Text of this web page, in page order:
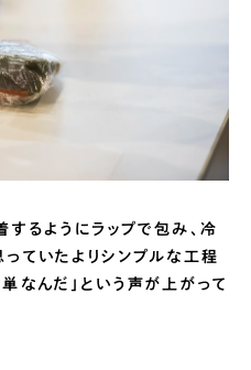
るようにラップで包み、冷
ていたよりシンプルな工程
なんだ」という声が上がって